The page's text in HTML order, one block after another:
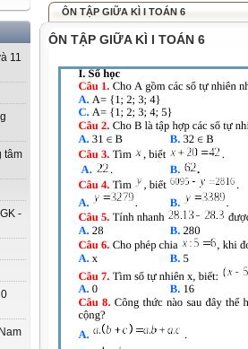
11
tâm
-
ÔN TẬP GIỮA KÌ I TOÁN 6
ÔN TẬP GIỮA KÌ I TOÁN 6